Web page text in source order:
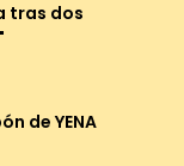
tras dos
de YENA